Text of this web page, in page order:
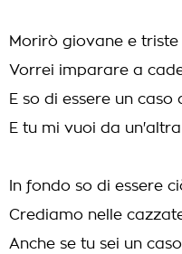
Morirò giovane e
Vorrei imparare a
E so di essere un
E tu mi vuoi da
In fondo so di essere
Crediamo nelle
Anche se tu sei un